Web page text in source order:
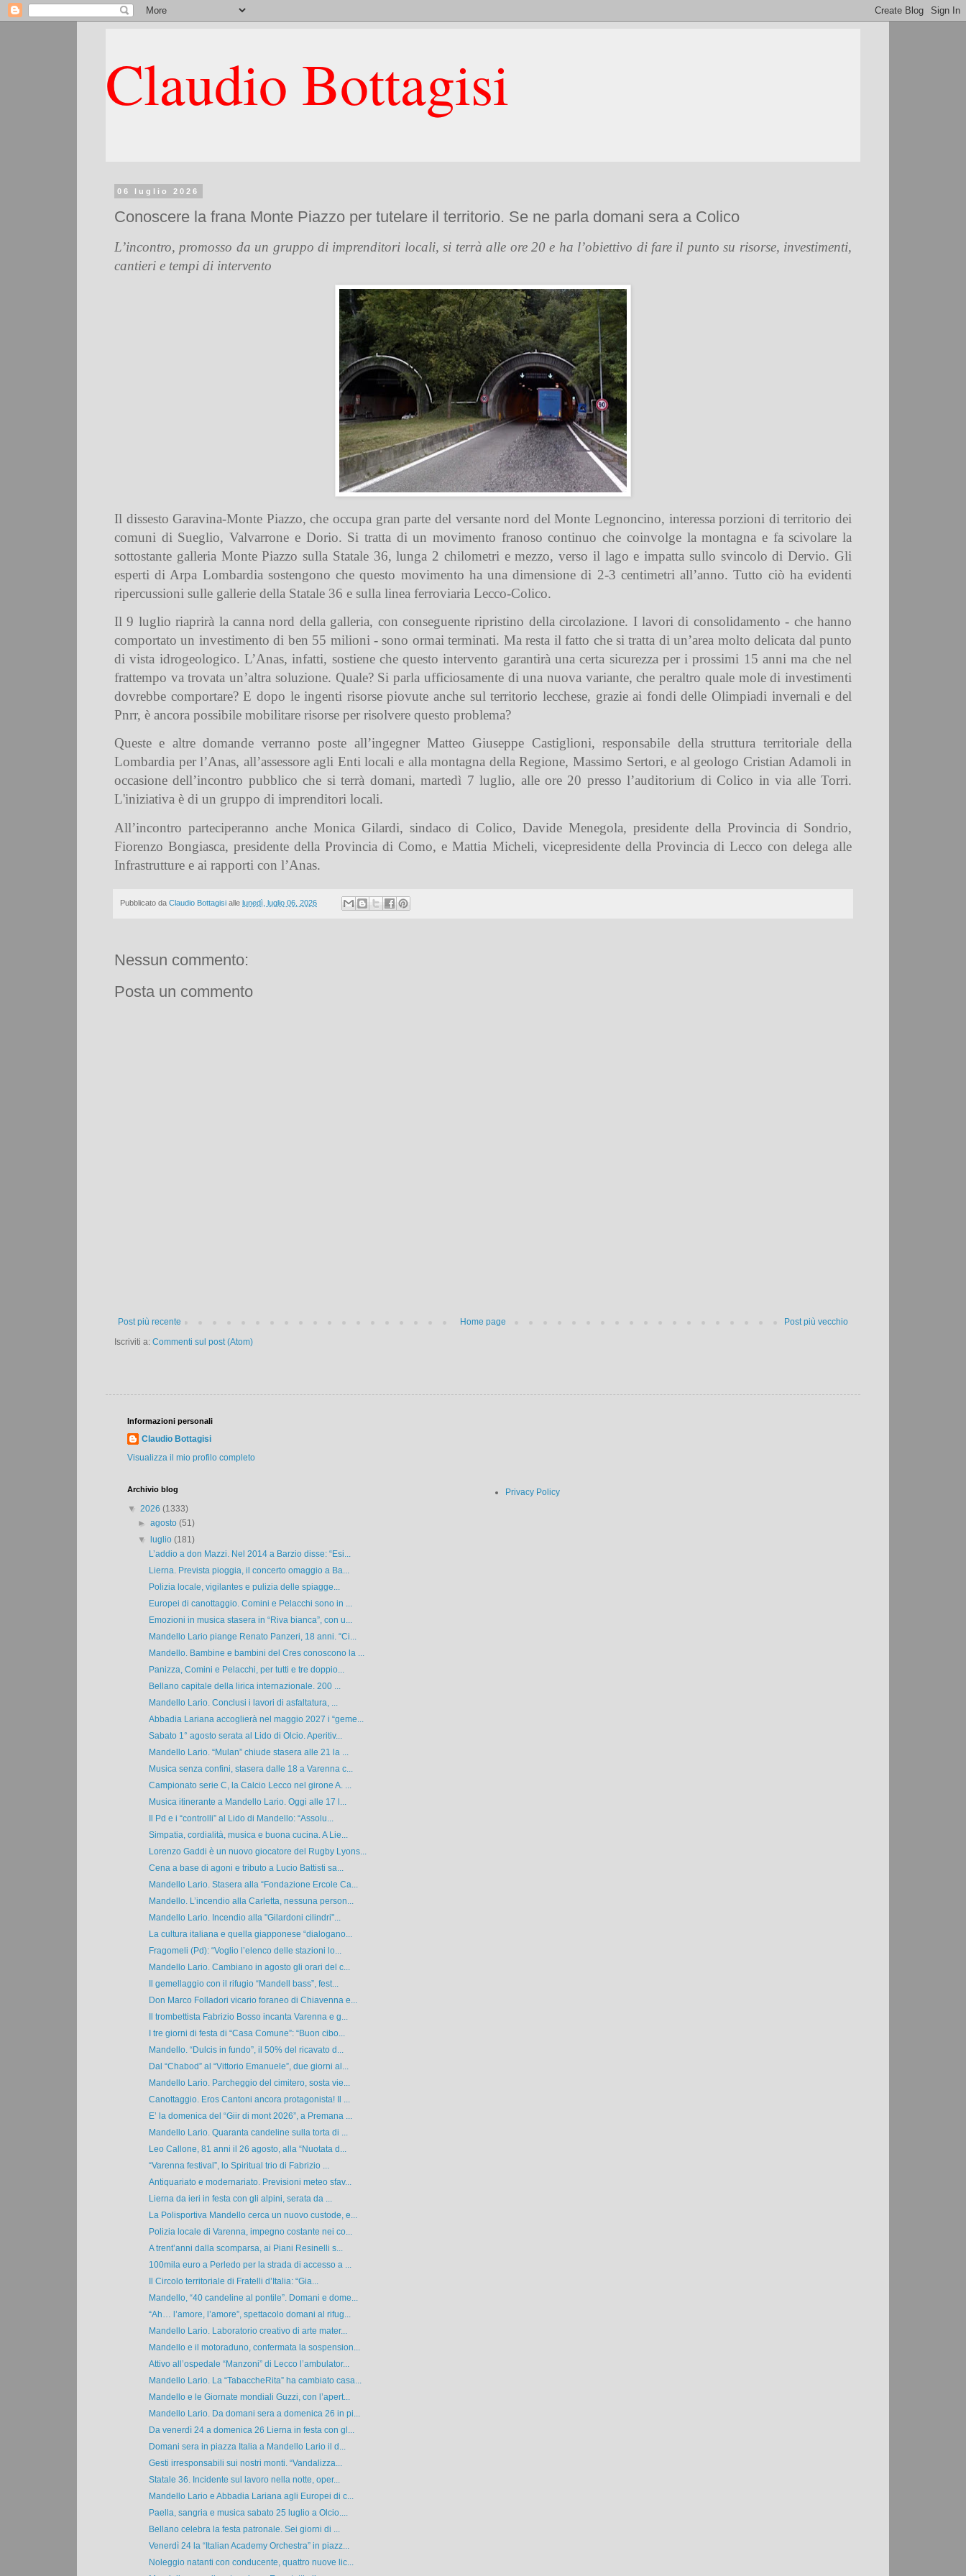
Claudio Bottagisi
06 luglio 2026
Conoscere la frana Monte Piazzo per tutelare il territorio. Se ne parla domani sera a Colico
L’incontro, promosso da un gruppo di imprenditori locali, si terrà alle ore 20 e ha l’obiettivo di fare il punto su risorse, investimenti,
cantieri e tempi di intervento
Il dissesto Garavina-Monte Piazzo, che occupa gran parte del versante nord del Monte Legnoncino, interessa porzioni di territorio dei
comuni di Sueglio, Valvarrone e Dorio. Si tratta di un movimento franoso continuo che coinvolge la montagna e fa scivolare la
sottostante galleria Monte Piazzo sulla Statale 36, lunga 2 chilometri e mezzo, verso il lago e impatta sullo svincolo di Dervio. Gli
esperti di Arpa Lombardia sostengono che questo movimento ha una dimensione di 2-3 centimetri all’anno. Tutto ciò ha evidenti
ripercussioni sulle gallerie della Statale 36 e sulla linea ferroviaria Lecco-Colico.
Il 9 luglio riaprirà la canna nord della galleria, con conseguente ripristino della circolazione. I lavori di consolidamento - che hanno
comportato un investimento di ben 55 milioni - sono ormai terminati. Ma resta il fatto che si tratta di un’area molto delicata dal punto
di vista idrogeologico. L’Anas, infatti, sostiene che questo intervento garantirà una certa sicurezza per i prossimi 15 anni ma che nel
frattempo va trovata un’altra soluzione. Quale? Si parla ufficiosamente di una nuova variante, che peraltro quale mole di investimenti
dovrebbe comportare? E dopo le ingenti risorse piovute anche sul territorio lecchese, grazie ai fondi delle Olimpiadi invernali e del
Pnrr, è ancora possibile mobilitare risorse per risolvere questo problema?
Queste e altre domande verranno poste all’ingegner Matteo Giuseppe Castiglioni, responsabile della struttura territoriale della
Lombardia per l’Anas, all’assessore agli Enti locali e alla montagna della Regione, Massimo Sertori, e al geologo Cristian Adamoli in
occasione dell’incontro pubblico che si terrà domani, martedì 7 luglio, alle ore 20 presso l’auditorium di Colico in via alle Torri.
L'iniziativa è di un gruppo di imprenditori locali.
All’incontro parteciperanno anche Monica Gilardi, sindaco di Colico, Davide Menegola, presidente della Provincia di Sondrio,
Fiorenzo Bongiasca, presidente della Provincia di Como, e Mattia Micheli, vicepresidente della Provincia di Lecco con delega alle
Infrastrutture e ai rapporti con l’Anas.
Pubblicato da Claudio Bottagisi alle lunedì, luglio 06, 2026
Nessun commento:
Posta un commento
Post più recente Post più vecchio
Home page
Iscriviti a: Commenti sul post (Atom)
Informazioni personali
Claudio Bottagisi
Visualizza il mio profilo completo
Archivio blog
▼ 2026 (1333)
►agosto(51)
▼
luglio(181)
L’addio a don Mazzi. Nel 2014 a Barzio disse: “Esi...
Lierna. Prevista pioggia, il concerto omaggio a Ba...
Polizia locale, vigilantes e pulizia delle spiagge...
Europei di canottaggio. Comini e Pelacchi sono in ...
Emozioni in musica stasera in “Riva bianca”, con u...
Mandello Lario piange Renato Panzeri, 18 anni. “Ci...
Mandello. Bambine e bambini del Cres conoscono la ...
Panizza, Comini e Pelacchi, per tutti e tre doppio...
Bellano capitale della lirica internazionale. 200 ...
Mandello Lario. Conclusi i lavori di asfaltatura, ...
Abbadia Lariana accoglierà nel maggio 2027 i “geme...
Sabato 1° agosto serata al Lido di Olcio. Aperitiv...
Mandello Lario. “Mulan” chiude stasera alle 21 la ...
Musica senza confini, stasera dalle 18 a Varenna c...
Campionato serie C, la Calcio Lecco nel girone A. ...
Musica itinerante a Mandello Lario. Oggi alle 17 l...
Il Pd e i “controlli” al Lido di Mandello: “Assolu...
Simpatia, cordialità, musica e buona cucina. A Lie...
Lorenzo Gaddi è un nuovo giocatore del Rugby Lyons...
Cena a base di agoni e tributo a Lucio Battisti sa...
Mandello Lario. Stasera alla “Fondazione Ercole Ca...
Mandello. L’incendio alla Carletta, nessuna person...
Mandello Lario. Incendio alla "Gilardoni cilindri"...
La cultura italiana e quella giapponese “dialogano...
Fragomeli (Pd): “Voglio l’elenco delle stazioni lo...
Mandello Lario. Cambiano in agosto gli orari del c...
Il gemellaggio con il rifugio “Mandell bass”, fest...
Don Marco Folladori vicario foraneo di Chiavenna e...
Il trombettista Fabrizio Bosso incanta Varenna e g...
I tre giorni di festa di “Casa Comune”: “Buon cibo...
Mandello. “Dulcis in fundo”, il 50% del ricavato d...
Dal “Chabod” al “Vittorio Emanuele”, due giorni al...
Mandello Lario. Parcheggio del cimitero, sosta vie...
Canottaggio. Eros Cantoni ancora protagonista! Il ...
E’ la domenica del “Giir di mont 2026”, a Premana ...
Mandello Lario. Quaranta candeline sulla torta di ...
Leo Callone, 81 anni il 26 agosto, alla “Nuotata d...
“Varenna festival”, lo Spiritual trio di Fabrizio ...
Antiquariato e modernariato. Previsioni meteo sfav...
Lierna da ieri in festa con gli alpini, serata da ...
La Polisportiva Mandello cerca un nuovo custode, e...
Polizia locale di Varenna, impegno costante nei co...
A trent’anni dalla scomparsa, ai Piani Resinelli s...
100mila euro a Perledo per la strada di accesso a ...
Il Circolo territoriale di Fratelli d’Italia: “Gia...
Mandello, “40 candeline al pontile”. Domani e dome...
“Ah… l’amore, l’amore”, spettacolo domani al rifug...
Mandello Lario. Laboratorio creativo di arte mater...
Mandello e il motoraduno, confermata la sospension...
Attivo all’ospedale “Manzoni” di Lecco l’ambulator...
Mandello Lario. La “TabaccheRita” ha cambiato casa...
Mandello e le Giornate mondiali Guzzi, con l’apert...
Mandello Lario. Da domani sera a domenica 26 in pi...
Da venerdì 24 a domenica 26 Lierna in festa con gl...
Domani sera in piazza Italia a Mandello Lario il d...
Gesti irresponsabili sui nostri monti. “Vandalizza...
Statale 36. Incidente sul lavoro nella notte, oper...
Mandello Lario e Abbadia Lariana agli Europei di c...
Paella, sangria e musica sabato 25 luglio a Olcio....
Bellano celebra la festa patronale. Sei giorni di ...
Venerdì 24 la “Italian Academy Orchestra” in piazz...
Noleggio natanti con conducente, quattro nuove lic...
Privacy Policy